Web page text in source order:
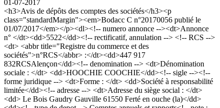
01-07-2017
<h3>Avis de dépôts des comptes des sociétés</h3><p
class="standardMargin"><em>Bodacc C n°20170056 publié le
01/07/2017</em></p><dl><!-- numero annonce --><dt>Annonce
n° </dt><dd>5522</dd><!-- rectificatif, annulation --> <!-- RCS -->
<dt> <abbr title="Registre du commerce et des
sociétés">n°RCS</abbr> :</dt><dd>447 917
832RCSAlençon</dd><!-- denomination --> <dt>Dénomination
sociale : </dt> <dd>HOOCHIE COOCHIE</dd><!-- sigle --><!--
forme juridique --> <dt>Forme : </dt> <dd>Société à responsabilité
limitée</dd><!-- adresse --> <dt>Adresse du siège social : </dt>
<dd> Le Bois Gaudry Gauville 61550 Ferté en ouche (la)</dd>